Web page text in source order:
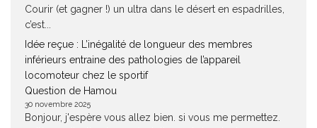
Courir (et gagner !) un ultra dans le désert en espadrilles,
c’est...
Idée reçue : L’inégalité de longueur des membres
inférieurs entraine des pathologies de l’appareil
locomoteur chez le sportif
Question de Hamou
30 novembre 2025
Bonjour, j'espère vous allez bien. si vous me permettez.